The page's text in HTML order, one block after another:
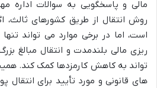
مالی و پاسخگویی به سوالات اداره
روش انتقال از طریق کشورهای ثالث،
است، اما در برخی موارد می تواند
ریزی مالی بلندمدت و انتقال مبالغ
تواند به کاهش کارمزدها کمک کند.
های قانونی و مورد تأیید برای انتقال